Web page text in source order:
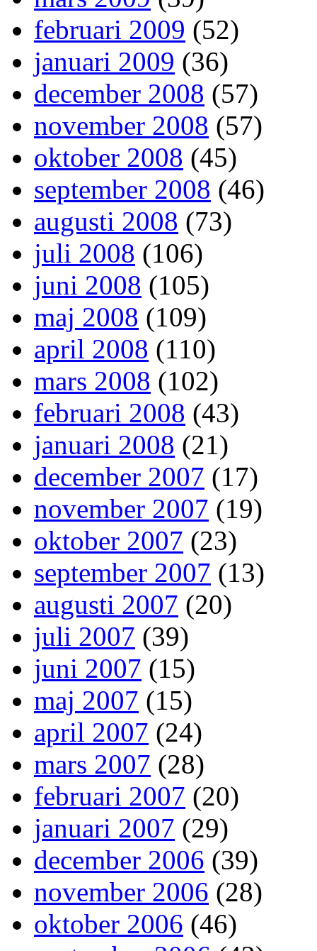
februari 2009 (52)
januari 2009 (36)
december 2008 (57)
november 2008 (57)
oktober 2008 (45)
september 2008 (46)
augusti 2008 (73)
juli 2008 (106)
juni 2008 (105)
maj 2008 (109)
april 2008 (110)
mars 2008 (102)
februari 2008 (43)
januari 2008 (21)
december 2007 (17)
november 2007 (19)
oktober 2007 (23)
september 2007 (13)
augusti 2007 (20)
juli 2007 (39)
juni 2007 (15)
maj 2007 (15)
april 2007 (24)
mars 2007 (28)
februari 2007 (20)
januari 2007 (29)
december 2006 (39)
november 2006 (28)
oktober 2006 (46)